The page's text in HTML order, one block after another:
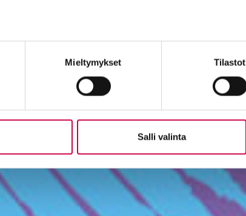
Mieltymykset Tilastot
Salli valinta